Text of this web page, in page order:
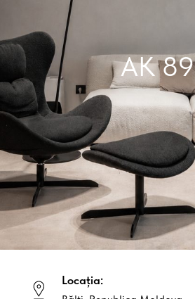
AK 89
Locația: